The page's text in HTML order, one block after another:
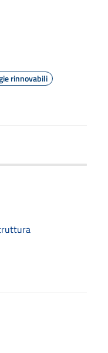
rinnovabili